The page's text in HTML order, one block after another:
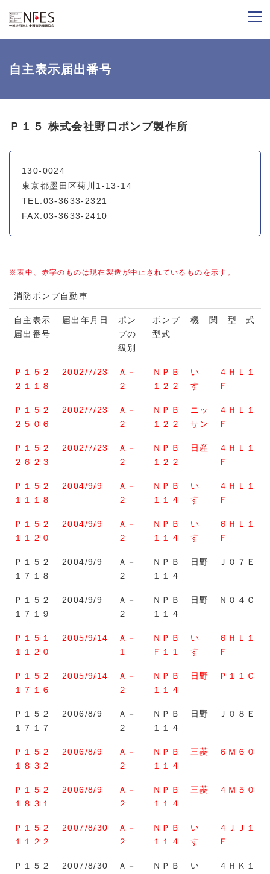
自主表示届出番号
Ｐ１５ 株式会社野口ポンプ製作所
130-0024
東京都墨田区菊川1-13-14
TEL:03-3633-2321
FAX:03-3633-2410
※表中、赤字のものは現在製造が中止されているものを示す。
消防ポンプ自動車
自主表示
届出番号
届出年月日
ポン
プの
級別
ポンプ
型式
機 関 型 式
Ｐ１５２
２１１８
2002/7/23
Ａ－
２
ＮＰＢ
１２２
い
すゞ
４ＨＬ１
Ｆ
Ｐ１５２
２５０６
2002/7/23
Ａ－
２
ＮＰＢ
１２２
ニッ
サン
４ＨＬ１
Ｆ
Ｐ１５２
２６２３
2002/7/23
Ａ－
２
ＮＰＢ
１２２
日産
４ＨＬ１
Ｆ
Ｐ１５２
１１１８
2004/9/9
Ａ－
２
ＮＰＢ
１１４
い
すゞ
４ＨＬ１
Ｆ
Ｐ１５２
１１２０
2004/9/9
Ａ－
２
ＮＰＢ
１１４
い
すゞ
６ＨＬ１
Ｆ
Ｐ１５２
１７１８
2004/9/9
Ａ－
２
ＮＰＢ
１１４
日野 Ｊ０７Ｅ
Ｐ１５２
１７１９
2004/9/9
Ａ－
２
ＮＰＢ
１１４
日野 Ｎ０４Ｃ
Ｐ１５１
１１２０
2005/9/14
Ａ－
１
ＮＰＢ
Ｆ１１
い
すゞ
６ＨＬ１
Ｆ
Ｐ１５２
１７１６
2005/9/14
Ａ－
２
ＮＰＢ
１１４
日野 Ｐ１１Ｃ
Ｐ１５２
１７１７
2006/8/9
Ａ－
２
ＮＰＢ
１１４
日野 Ｊ０８Ｅ
Ｐ１５２
１８３２
2006/8/9
Ａ－
２
ＮＰＢ
１１４
三菱 ６Ｍ６０
Ｐ１５２
１８３１
2006/8/9
Ａ－
２
ＮＰＢ
１１４
三菱 ４Ｍ５０
Ｐ１５２
１１２２
2007/8/30
Ａ－
２
ＮＰＢ
１１４
い
すゞ
４ＪＪ１
Ｆ
Ｐ１５２
2007/8/30
Ａ－
ＮＰＢ
い
４ＨＫ１